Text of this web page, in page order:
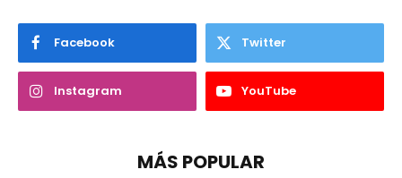
Facebook Twitter
Instagram YouTube
MÁS POPULAR